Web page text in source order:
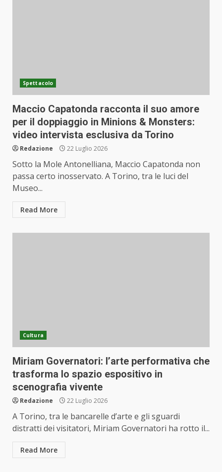
Spettacolo
Maccio Capatonda racconta il suo amore
per il doppiaggio in Minions & Monsters:
video intervista esclusiva da Torino
Redazione 22 Luglio 2026
Sotto la Mole Antonelliana, Maccio Capatonda non
passa certo inosservato. A Torino, tra le luci del
Museo...
Read More
Cultura
Miriam Governatori: l’arte performativa che
trasforma lo spazio espositivo in
scenografia vivente
Redazione 22 Luglio 2026
A Torino, tra le bancarelle d’arte e gli sguardi
distratti dei visitatori, Miriam Governatori ha rotto il...
Read More